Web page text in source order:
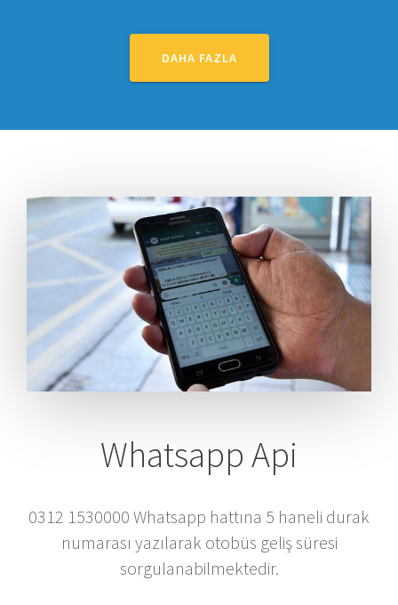
DAHA FAZLA
Whatsapp Api
0312 1530000 Whatsapp hattına 5 haneli durak
numarası yazılarak otobüs geliş süresi
sorgulanabilmektedir.